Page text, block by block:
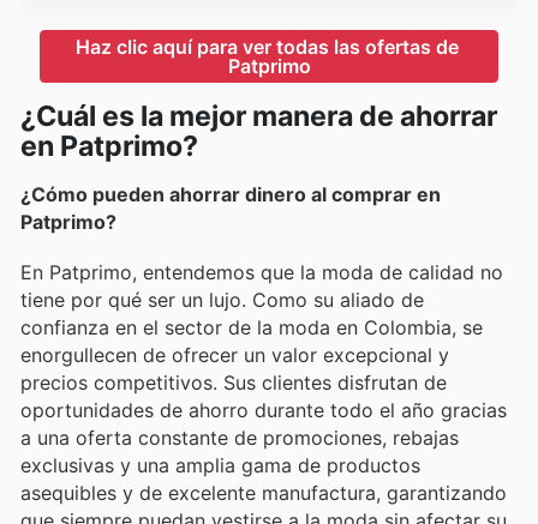
Haz clic aquí para ver todas las ofertas de
Patprimo
¿Cuál es la mejor manera de ahorrar
en Patprimo?
¿Cómo pueden ahorrar dinero al comprar en
Patprimo?
En Patprimo, entendemos que la moda de calidad no
tiene por qué ser un lujo. Como su aliado de
confianza en el sector de la moda en Colombia, se
enorgullecen de ofrecer un valor excepcional y
precios competitivos. Sus clientes disfrutan de
oportunidades de ahorro durante todo el año gracias
a una oferta constante de promociones, rebajas
exclusivas y una amplia gama de productos
asequibles y de excelente manufactura, garantizando